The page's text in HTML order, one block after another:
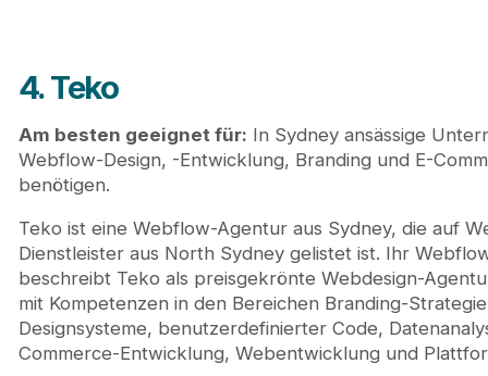
4. Teko
Am besten geeignet für: In Sydney ansässige
Webflow-Design, -Entwicklung, Branding und E-
benötigen.
Teko ist eine Webflow-Agentur aus Sydney, die auf
Dienstleister aus North Sydney gelistet ist. Ihr
beschreibt Teko als preisgekrönte Webdesign-
mit Kompetenzen in den Bereichen Branding-
Designsysteme, benutzerdefinierter Code,
Commerce-Entwicklung, Webentwicklung und